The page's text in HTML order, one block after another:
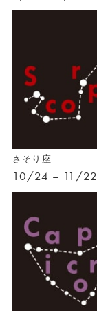
さそり座
10/24 – 11/22